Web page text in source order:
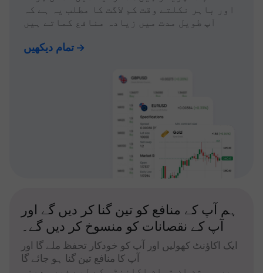
اور باہر نکلتے وقت کم لاگت کا مطلب یہ ہے کہ
آپ طویل مدت میں زیادہ منافع کماتے ہیں
تمام دیکھیں
ہم آپ کے منافع کو تین گنا کر دیں گے اور
آپ کے نقصانات کو منسوخ کر دیں گے۔
ایک اکاؤنٹ کھولیں اور آپ کو خودکار تحفظ ملے گا اور
آپ کا منافع تین گنا ہو جائے گا